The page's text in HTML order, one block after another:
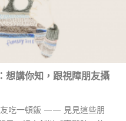
想講你知，跟視障朋友攝
友吃一頓飯 —— 見見這些朋